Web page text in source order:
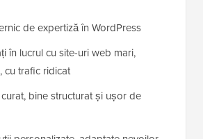
de expertiză în WordPress
în lucrul cu site-uri web mari,
cu trafic ridicat
bine structurat și ușor de